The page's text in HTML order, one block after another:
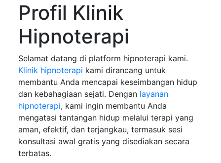
Profil Klinik
Hipnoterapi
Selamat datang di platform hipnoterapi kami.
Klinik hipnoterapi kami dirancang untuk
membantu Anda mencapai keseimbangan hidup
dan kebahagiaan sejati. Dengan layanan
hipnoterapi, kami ingin membantu Anda
mengatasi tantangan hidup melalui terapi yang
aman, efektif, dan terjangkau, termasuk sesi
konsultasi awal gratis yang disediakan secara
terbatas.